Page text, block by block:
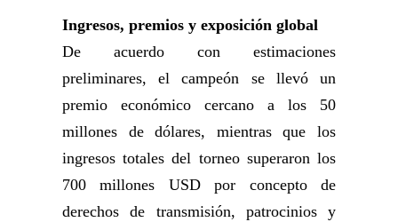
Ingresos, premios y exposición global
De acuerdo con estimaciones
preliminares, el campeón se llevó un
premio económico cercano a los 50
millones de dólares, mientras que los
ingresos totales del torneo superaron los
700 millones USD por concepto de
derechos de transmisión, patrocinios y